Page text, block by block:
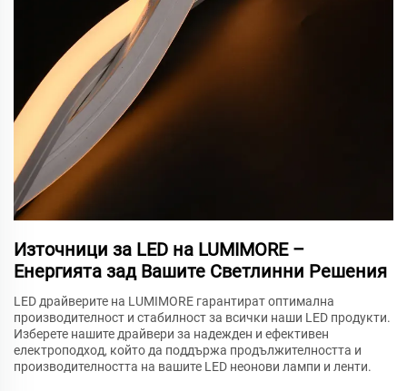
Източници за LED на LUMIMORE –
Енергията зад Вашите Светлинни Решения
LED драйверите на LUMIMORE гарантират оптимална
производителност и стабилност за всички наши LED продукти.
Изберете нашите драйвери за надежден и ефективен
електроподход, който да поддържа продължителността и
производителността на вашите LED неонови лампи и ленти.